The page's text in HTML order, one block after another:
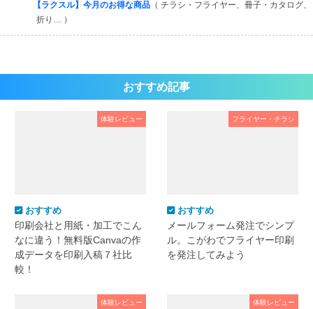
【ラクスル】今月のお得な商品 （ チラシ・フライヤー、冊子・カタログ、
折り… ）
おすすめ記事
体験レビュー
おすすめ
印刷会社と用紙・加工でこん
なに違う！無料版Canvaの作
成データを印刷入稿７社比
較！
フライヤー・チラシ
おすすめ
メールフォーム発注でシンプ
ル。こがわでフライヤー印刷
を発注してみよう
体験レビュー 体験レビュー